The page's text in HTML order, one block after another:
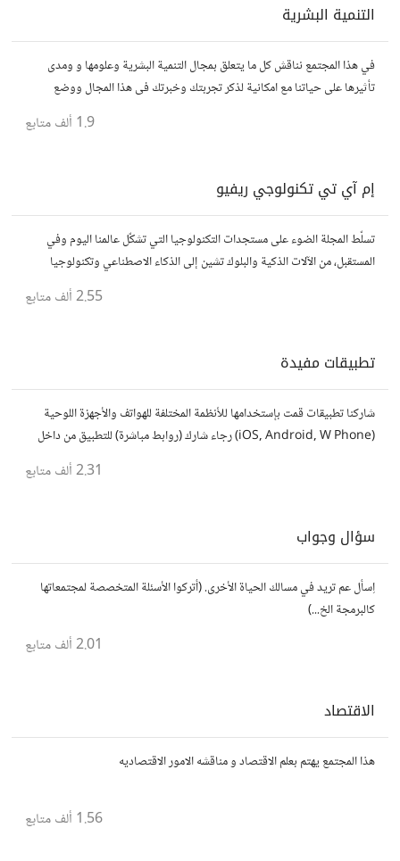
التنمية البشرية
في هذا المجتمع نناقش كل ما يتعلق بمجال التنمية البشرية وعلومها و ومدى
تأثيرها على حياتنا مع امكانية لذكر تجربتك وخبرتك فى هذا المجال ووضع
مقالات وروابط وفيديوهات مفيدة تعمل على التحفيز والنجاح والتقدم
1.9 ألف متابع
إم آي تي تكنولوجي ريفيو
تسلّط المجلة الضوء على مستجدات التكنولوجيا التي تشكّل عالمنا اليوم وفي
المستقبل، من الآلات الذكية والبلوك تشين إلى الذكاء الاصطناعي وتكنولوجيا
2.55 ألف متابع
تطبيقات مفيدة
شاركنا تطبيقات قمت بإستخدامها للأنظمة المختلفة للهواتف والأجهزة اللوحية
(iOS, Android, W Phone) رجاء شارك (روابط مباشرة) للتطبيق من داخل
المتجر..إلا في حالة وجود عدة تطبيقات أو شرح مطول شاركها كموضوع
2.31 ألف متابع
سؤال وجواب
اِسأل عم تريد في مسالك الحياة الأخرى. (أتركوا الأسئلة المتخصصة لمجتمعاتها
كالبرمجة الخ...)
2.01 ألف متابع
الاقتصاد
هذا المجتمع يهتم بعلم الاقتصاد و مناقشه الامور الاقتصاديه
1.56 ألف متابع